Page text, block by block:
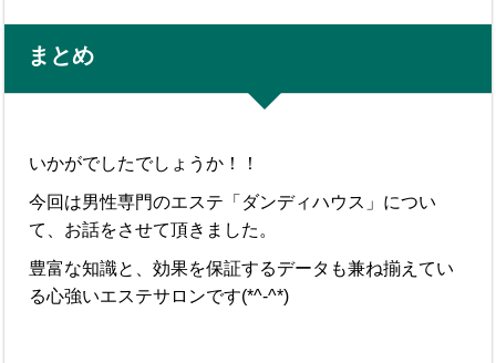
まとめ
いかがでしたでしょうか！！
今回は男性専門のエステ「ダンディハウス」につい
て、お話をさせて頂きました。
豊富な知識と、効果を保証するデータも兼ね揃えてい
る心強いエステサロンです(*^-^*)